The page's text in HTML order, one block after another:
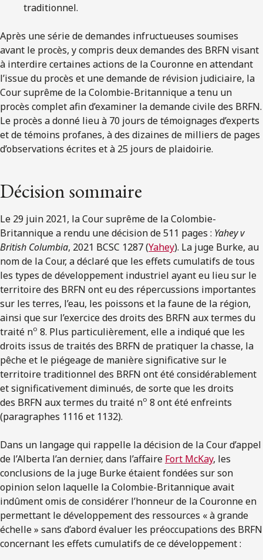
traditionnel.
Après une série de demandes infructueuses soumises
avant le procès, y compris deux demandes des BRFN visant
à interdire certaines actions de la Couronne en attendant
l’issue du procès et une demande de révision judiciaire, la
Cour suprême de la Colombie-Britannique a tenu un
procès complet afin d’examiner la demande civile des BRFN.
Le procès a donné lieu à 70 jours de témoignages d’experts
et de témoins profanes, à des dizaines de milliers de pages
d’observations écrites et à 25 jours de plaidoirie.
Décision sommaire
Le 29 juin 2021, la Cour suprême de la Colombie-
Britannique a rendu une décision de 511 pages : Yahey v
British Columbia, 2021 BCSC 1287 (Yahey). La juge Burke, au
nom de la Cour, a déclaré que les effets cumulatifs de tous
les types de développement industriel ayant eu lieu sur le
territoire des BRFN ont eu des répercussions importantes
sur les terres, l’eau, les poissons et la faune de la région,
ainsi que sur l’exercice des droits des BRFN aux termes du
traité no 8. Plus particulièrement, elle a indiqué que les
droits issus de traités des BRFN de pratiquer la chasse, la
pêche et le piégeage de manière significative sur le
territoire traditionnel des BRFN ont été considérablement
et significativement diminués, de sorte que les droits
des BRFN aux termes du traité no 8 ont été enfreints
(paragraphes 1116 et 1132).
Dans un langage qui rappelle la décision de la Cour d’appel
de l’Alberta l’an dernier, dans l’affaire Fort McKay, les
conclusions de la juge Burke étaient fondées sur son
opinion selon laquelle la Colombie-Britannique avait
indûment omis de considérer l’honneur de la Couronne en
permettant le développement des ressources « à grande
échelle » sans d’abord évaluer les préoccupations des BRFN
concernant les effets cumulatifs de ce développement :